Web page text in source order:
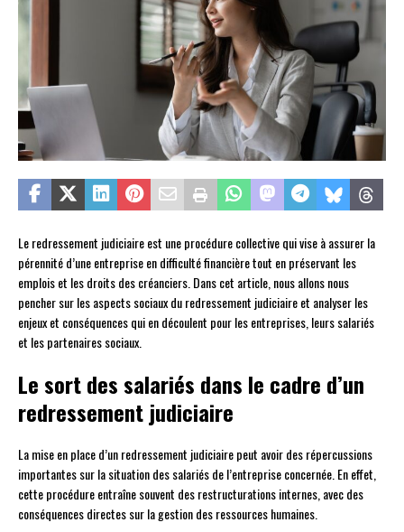
Le redressement judiciaire est une procédure collective qui vise à assurer la
pérennité d’une entreprise en difficulté financière tout en préservant les
emplois et les droits des créanciers. Dans cet article, nous allons nous
pencher sur les aspects sociaux du redressement judiciaire et analyser les
enjeux et conséquences qui en découlent pour les entreprises, leurs salariés
et les partenaires sociaux.
Le sort des salariés dans le cadre d’un
redressement judiciaire
La mise en place d’un redressement judiciaire peut avoir des répercussions
importantes sur la situation des salariés de l’entreprise concernée. En effet,
cette procédure entraîne souvent des restructurations internes, avec des
conséquences directes sur la gestion des ressources humaines.